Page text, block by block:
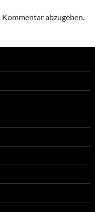
Kommentar abzugeben.